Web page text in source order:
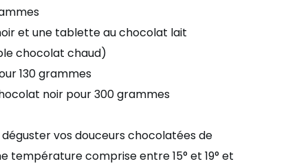
et une tablette au chocolat lait
chocolat chaud)
130 grammes
noir pour 300 grammes
vos douceurs chocolatées de
température comprise entre 15° et 19° et